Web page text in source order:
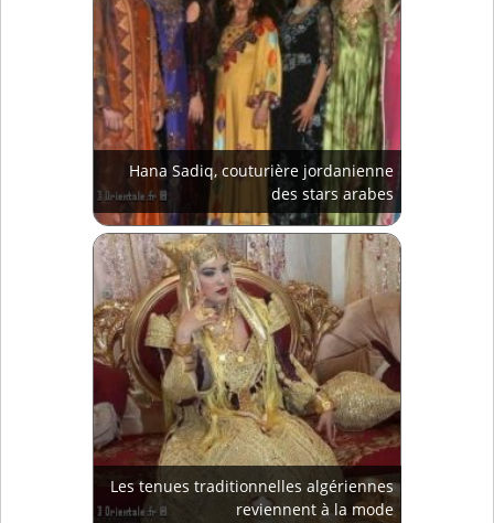
Hana Sadiq, couturière jordanienne
des stars arabes
Les tenues traditionnelles algériennes
reviennent à la mode